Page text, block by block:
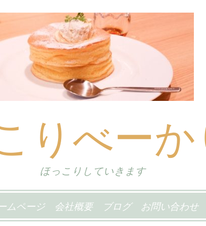
りべー
ほっこりしていきます
ムページ 会社概要 ブログ お問い合わせ